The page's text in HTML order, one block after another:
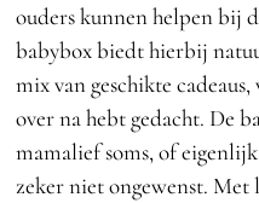
ouders kunnen helpen bij
babybox biedt hierbij
mix van geschikte
over na hebt gedacht. De
mamalief soms, of
zeker niet ongewenst. Met